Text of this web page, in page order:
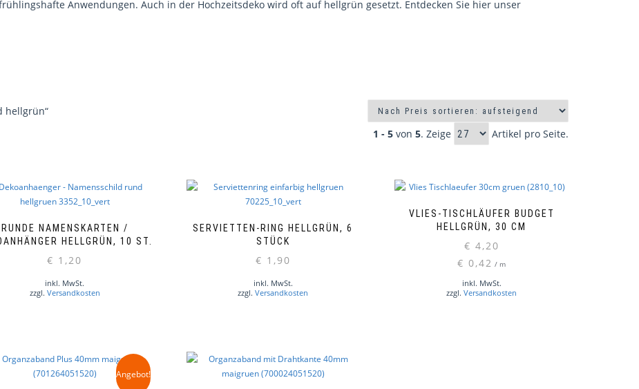
Anwendungen. Auch in der Hochzeitsdeko wird oft auf hellgrün gesetzt. Entdecken Sie hier unser
hellgrün“
1 - 5 von 5. Zeige Artikel pro Seite.
RUNDE NAMENSKARTEN /
HELLGRÜN, 10 ST.
€ 1,20
inkl. MwSt.
zzgl. Versandkosten
SERVIETTEN-RING HELLGRÜN, 6
STÜCK
€ 1,90
inkl. MwSt.
zzgl.Versandkosten
VLIES-TISCHLÄUFER BUDGET
HELLGRÜN, 30 CM
€ 4,20
€ 0,42 / m
inkl. MwSt.
zzgl.Versandkosten
Angebot!